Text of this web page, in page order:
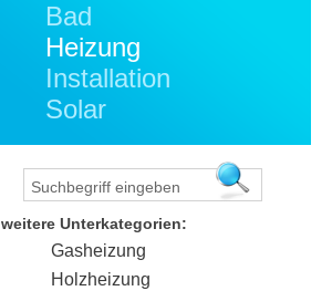
Bad
Heizung
Installation
Solar
weitere Unterkategorien:
Gasheizung
Holzheizung